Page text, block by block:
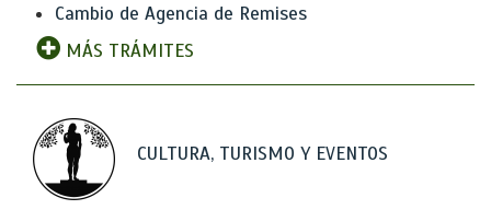
Cambio de Agencia de Remises
MÁS TRÁMITES
CULTURA, TURISMO Y EVENTOS